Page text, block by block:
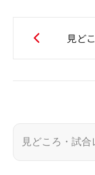
見ど